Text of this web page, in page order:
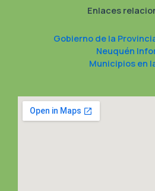
Enlaces
Gobierno de la
Neuquén
Municipios en